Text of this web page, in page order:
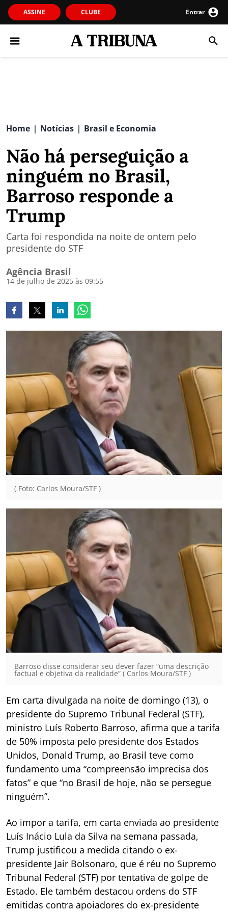
ASSINE CLUBE Entrar
Home | Notícias | Brasil e Economia
Não há perseguição a
ninguém no Brasil,
Barroso responde a
Trump
Carta foi respondida na noite de ontem pelo
presidente do STF
Agência Brasil
14 de julho de 2025 às 09:55
( Foto: Carlos Moura/STF )
Barroso disse considerar seu dever fazer “uma descrição
factual e objetiva da realidade” ( Carlos Moura/STF )
Em carta divulgada na noite de domingo (13), o
presidente do Supremo Tribunal Federal (STF),
ministro Luís Roberto Barroso, afirma que a tarifa
de 50% imposta pelo presidente dos Estados
Unidos, Donald Trump, ao Brasil teve como
fundamento uma “compreensão imprecisa dos
fatos” e que “no Brasil de hoje, não se persegue
ninguém”.
Ao impor a tarifa, em carta enviada ao presidente
Luís Inácio Lula da Silva na semana passada,
Trump justificou a medida citando o ex-
presidente Jair Bolsonaro, que é réu no Supremo
Tribunal Federal (STF) por tentativa de golpe de
Estado. Ele também destacou ordens do STF
emitidas contra apoiadores do ex-presidente